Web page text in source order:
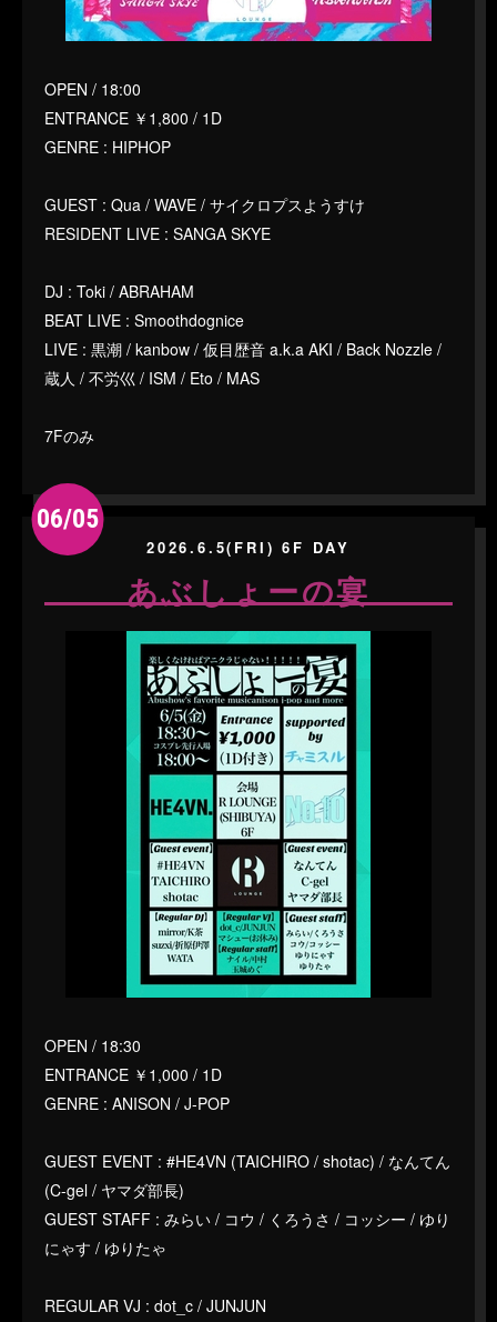
OPEN / 18:00
ENTRANCE ￥1,800 / 1D
GENRE : HIPHOP
GUEST : Qua / WAVE / サイクロプスようすけ
RESIDENT LIVE : SANGA SKYE
DJ : Toki / ABRAHAM
BEAT LIVE : Smoothdognice
LIVE : 黒潮 / kanbow / 仮目歴音 a.k.a AKI / Back Nozzle /
蔵人 / 不労巛 / ISM / Eto / MAS
7Fのみ
06/05
2026.6.5(FRI) 6F DAY
あぶしょーの宴
OPEN / 18:30
ENTRANCE ￥1,000 / 1D
GENRE : ANISON / J-POP
GUEST EVENT : #HE4VN (TAICHIRO / shotac) / なんてん
(C-gel / ヤマダ部長)
GUEST STAFF : みらい / コウ / くろうさ / コッシー / ゆり
にゃす / ゆりたゃ
REGULAR VJ : dot_c / JUNJUN